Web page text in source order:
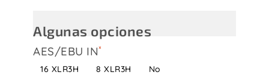
Algunas opciones
AES/EBU IN
16 XLR3H 8 XLR3H No